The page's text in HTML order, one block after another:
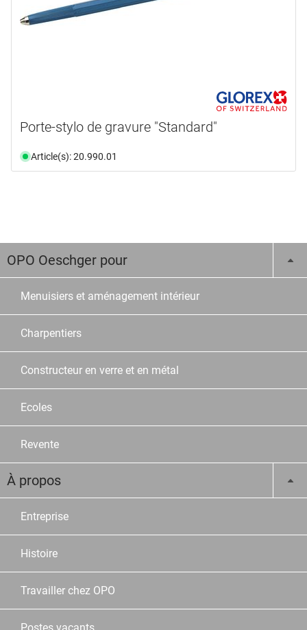
Porte-stylo de gravure "Standard"
Article(s): 20.990.01
OPO Oeschger pour
Menuisiers et aménagement intérieur
Charpentiers
Constructeur en verre et en métal
Ecoles
Revente
À propos
Entreprise
Histoire
Travailler chez OPO
Postes vacants